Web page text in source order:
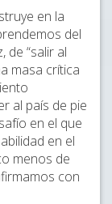
en la
del
de “salir al
masa crítica
al país de pie
en el que
en el
menos de
con